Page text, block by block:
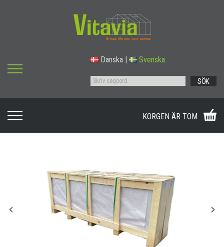
Danska Svenska
SÖK
KORGEN ÄR TOM